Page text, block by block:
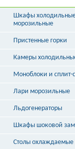
Шкафы
морозильные
Пристенные горки
Камеры
Моноблоки и сплит-
Лари морозильные
Льдогенераторы
Шкафы шоковой
Столы охлаждаемые